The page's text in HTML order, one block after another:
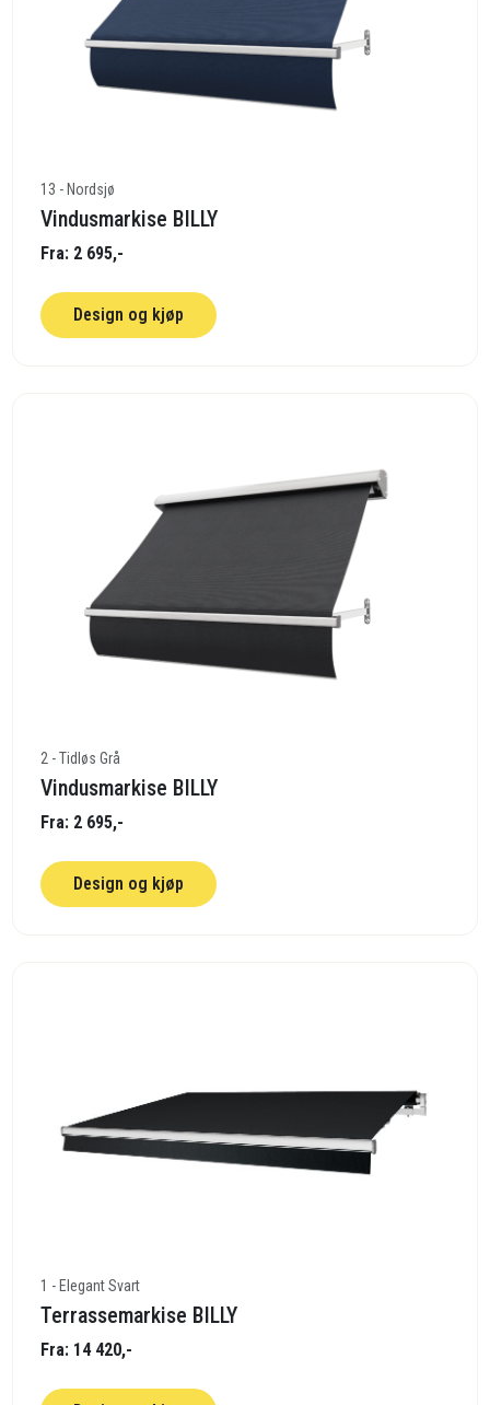
13 - Nordsjø
Vindusmarkise BILLY
Fra: 2 695,-
Design og kjøp
2 - Tidløs Grå
Vindusmarkise BILLY
Fra: 2 695,-
Design og kjøp
1 - Elegant Svart
Terrassemarkise BILLY
Fra: 14 420,-